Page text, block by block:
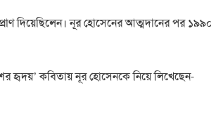
দিয়েছিলেন। নূর হোসেনের আত্মদানের পর
হৃদয়’ কবিতায় নূর হোসেনকে নিয়ে লিখেছেন-